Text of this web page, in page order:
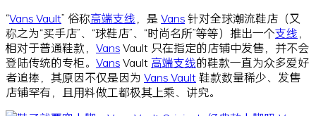
“Vans Vault” 俗称高端支线 ，是 Vans针对全球潮流鞋店（又
称之为“买手店”、“球鞋店”、“时尚名所”等等）推出一个支线
相对于普通鞋款， VansVault 只在指定的店铺中发售，并不会
登陆传统的专柜。 VansVault 高端支线的鞋款一直为众多爱好
者追捧，其原因不仅是因为 Vans Vault鞋款数量稀少、发售
店铺罕有，且用料做工都极其上乘、讲究。